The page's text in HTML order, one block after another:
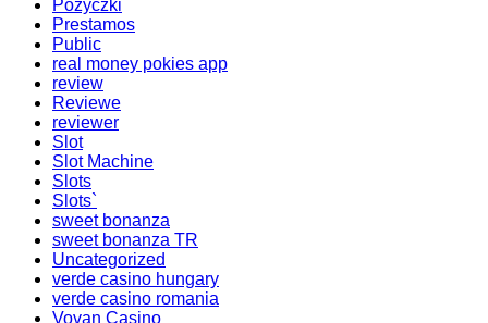
Pozyczki
Prestamos
Public
real money pokies app
review
Reviewe
reviewer
Slot
Slot Machine
Slots
Slots`
sweet bonanza
sweet bonanza TR
Uncategorized
verde casino hungary
verde casino romania
Vovan Casino